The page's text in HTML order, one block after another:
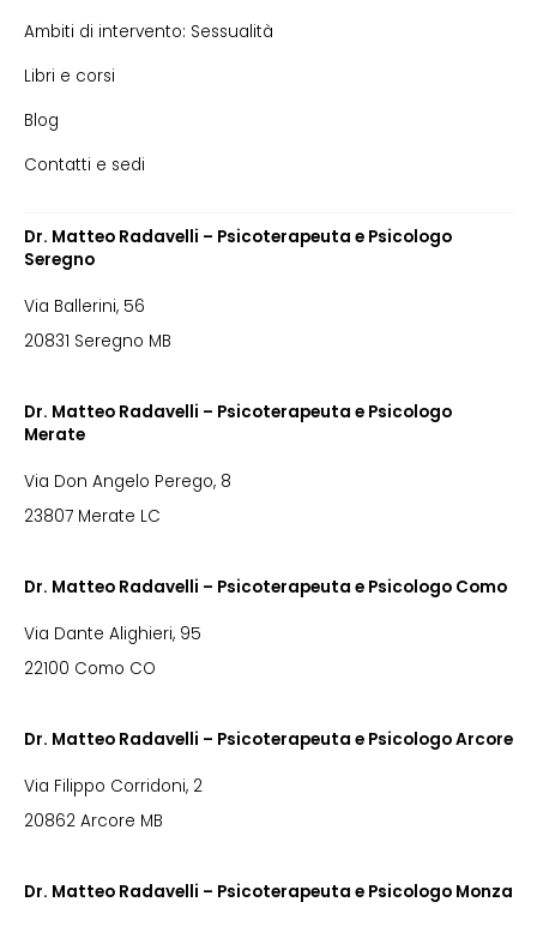
Ambiti di intervento: Sessualità
Libri e corsi
Blog
Contatti e sedi
Dr. Matteo Radavelli – Psicoterapeuta e Psicologo
Seregno
Via Ballerini, 56
20831 Seregno MB
Dr. Matteo Radavelli – Psicoterapeuta e Psicologo
Merate
Via Don Angelo Perego, 8
23807 Merate LC
Dr. Matteo Radavelli – Psicoterapeuta e Psicologo Como
Via Dante Alighieri, 95
22100 Como CO
Dr. Matteo Radavelli – Psicoterapeuta e Psicologo Arcore
Via Filippo Corridoni, 2
20862 Arcore MB
Dr. Matteo Radavelli – Psicoterapeuta e Psicologo Monza